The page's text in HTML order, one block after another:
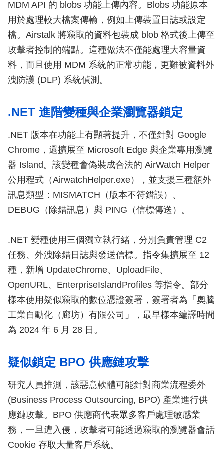
MDM API 的 blobs 功能上傳內容。Blobs 功能原本
用於處理較大檔案傳輸，例如上傳裝置日誌或設定
檔。Airstalk 將竊取的資料包裝成 blob 格式後上傳至
攻擊者控制的端點。這種做法不僅能處理大容量資
料，而且使用 MDM 系統的正常功能，更難被資料外
洩防護 (DLP) 系統偵測。
.NET 進階變種與企業瀏覽器鎖定
.NET 版本在功能上有顯著提升，不僅針對 Google
Chrome，還擴展至 Microsoft Edge 與企業專用瀏覽
器 Island。該變種會偽裝成合法的 AirWatch Helper
公用程式（AirwatchHelper.exe），並支援三種額外
訊息類型：MISMATCH（版本不符錯誤）、
DEBUG（除錯訊息）與 PING（信標傳送）。
.NET 變種使用三個獨立執行緒，分別負責管理 C2
任務、外洩除錯日誌與發送信標。指令集擴展至 12
種，新增 UpdateChrome、UploadFile、
OpenURL、EnterpriseIslandProfiles 等指令。部分
樣本使用疑似竊取的數位憑證簽署，簽署者為「奧騰
工業自動化（廊坊）有限公司」，最早樣本編譯時間
為 2024 年 6 月 28 日。
疑似鎖定 BPO 供應鏈攻擊
研究人員推測，該惡意軟體可能針對商業流程委外
(Business Process Outsourcing, BPO) 產業進行供
應鏈攻擊。BPO 供應商代表眾多客戶處理敏感業
務，一旦遭入侵，攻擊者可能透過竊取的瀏覽器會話
Cookie 存取大量客戶系統。